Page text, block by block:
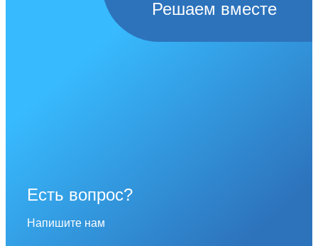
Решаем вместе
Есть вопрос?
Напишите нам